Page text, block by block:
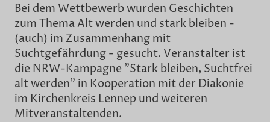
Bei dem Wettbewerb wurden Geschichten
zum Thema Alt werden und stark bleiben -
(auch) im Zusammenhang mit
Suchtgefährdung - gesucht. Veranstalter ist
die NRW-Kampagne "Stark bleiben, Suchtfrei
alt werden" in Kooperation mit der Diakonie
im Kirchenkreis Lennep und weiteren
Mitveranstaltenden.